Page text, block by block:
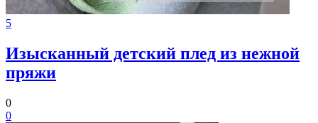
5
Изысканный детский плед из нежной
пряжи
0
0